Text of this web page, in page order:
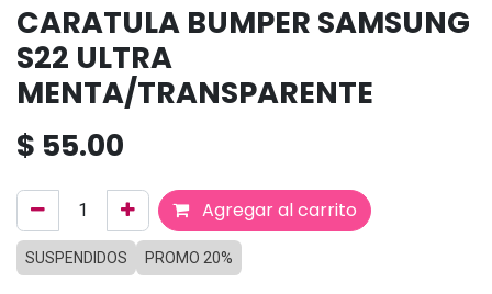
CARATULA BUMPER SAMSUNG
S22 ULTRA
MENTA/TRANSPARENTE
$ 55.00
Agregar al carrito
SUSPENDIDOS PROMO 20%